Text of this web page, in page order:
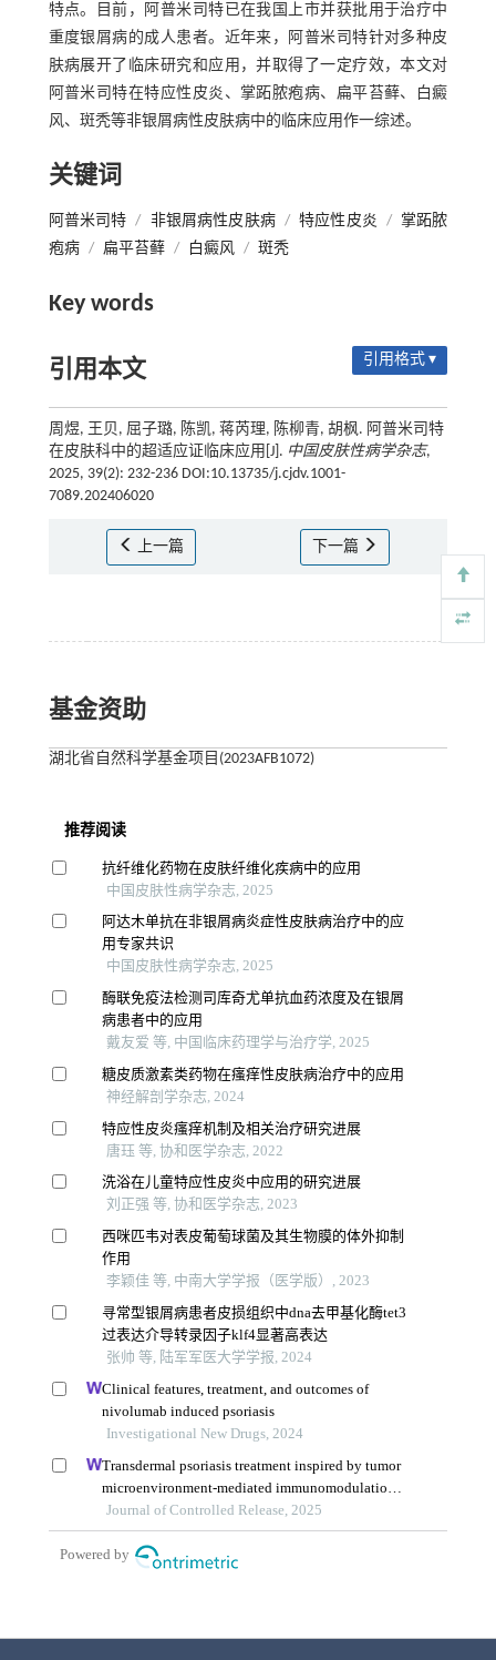
特点。目前，阿普米司特已在我国上市并获批用于治疗中
重度银屑病的成人患者。近年来，阿普米司特针对多种皮
肤病展开了临床研究和应用，并取得了一定疗效，本文对
阿普米司特在特应性皮炎、掌跖脓疱病、扁平苔藓、白癜
风、斑秃等非银屑病性皮肤病中的临床应用作一综述。
关键词
阿普米司特 / 非银屑病性皮肤病 / 特应性皮炎 / 掌跖脓
疱病 / 扁平苔藓 / 白癜风 / 斑秃
Key words
引用本文 引用格式 ▾
周煜, 王贝, 屈子璐, 陈凯, 蒋芮理, 陈柳青, 胡枫. 阿普米司特
在皮肤科中的超适应证临床应用[J]. 中国皮肤性病学杂志,
2025, 39(2): 232-236 DOI:10.13735/j.cjdv.1001-
7089.202406020
上一篇 下一篇
基金资助
湖北省自然科学基金项目(2023AFB1072)